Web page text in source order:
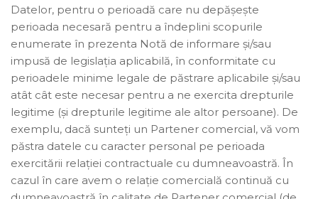
Datelor, pentru o perioadă care nu depășește
perioada necesară pentru a îndeplini scopurile
enumerate în prezenta Notă de informare și/sau
impusă de legislația aplicabilă, în conformitate cu
perioadele minime legale de păstrare aplicabile și/sau
atât cât este necesar pentru a ne exercita drepturile
legitime (și drepturile legitime ale altor persoane). De
exemplu, dacă sunteți un Partener comercial, vă vom
păstra datele cu caracter personal pe perioada
exercitării relației contractuale cu dumneavoastră. În
cazul în care avem o relație comercială continuă cu